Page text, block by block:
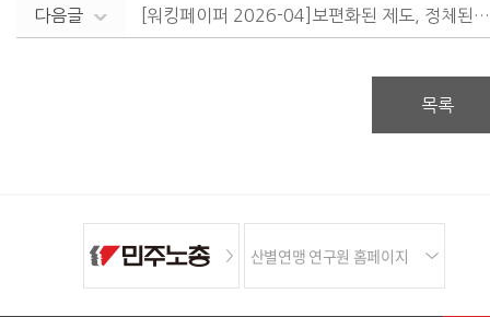
다음글 [워킹페이퍼 2026-04]보편화된 제도, 정체된 내실: 2018~2026년 전국 지방자체단체 생활임금제도 실태 분석
목록
산별연맹 연구원 홈페이지